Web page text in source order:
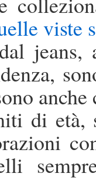
viste
anche
di